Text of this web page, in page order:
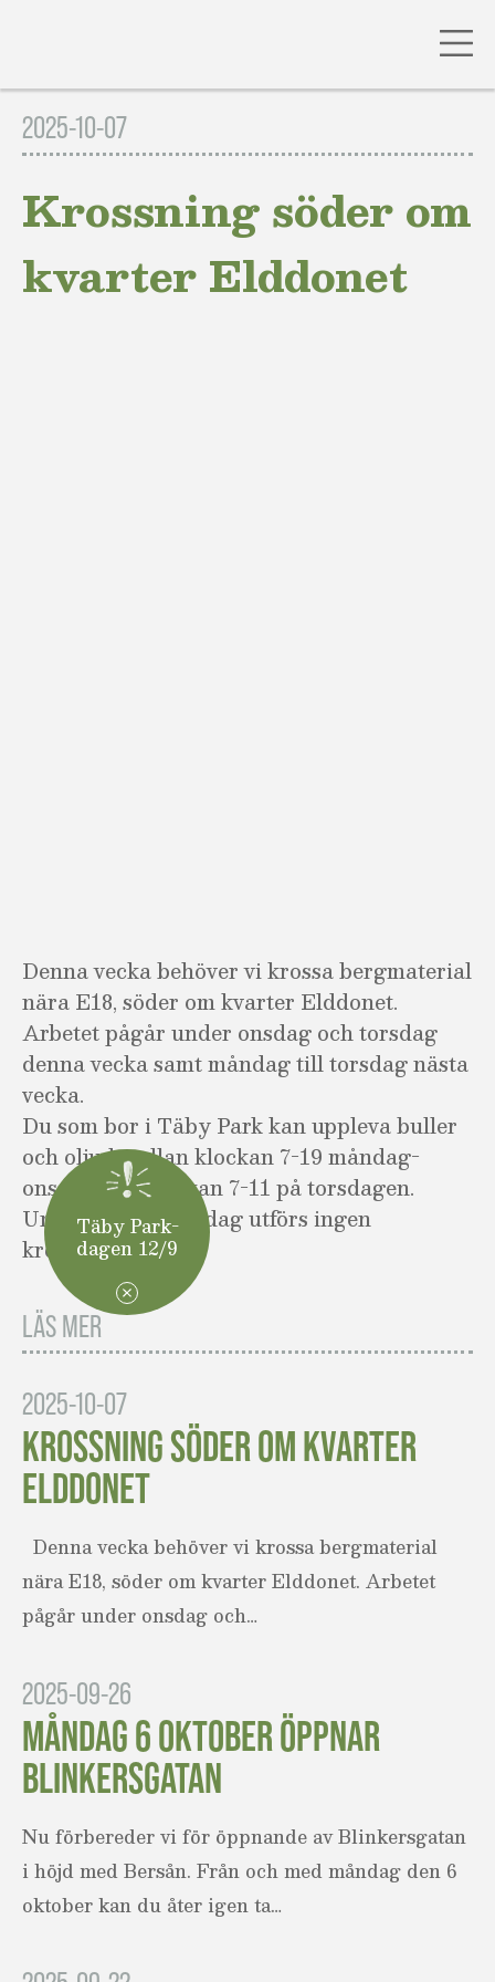
Gå
till
innehåll
2025-10-07
Krossning söder om
kvarter Elddonet
Denna vecka behöver vi krossa bergmaterial
nära E18, söder om kvarter Elddonet.
Arbetet pågår under onsdag och torsdag
denna vecka samt måndag till torsdag nästa
vecka.
Du som bor i Täby Park kan uppleva buller
och oljud mellan klockan 7-19 måndag-
onsdag och klockan 7-11 på torsdagen.
Under fredag-söndag utförs ingen
krossning.
LÄS MER
2025-10-07
KROSSNING SÖDER OM KVARTER
ELDDONET
Denna vecka behöver vi krossa bergmaterial
nära E18, söder om kvarter Elddonet. Arbetet
pågår under onsdag och…
2025-09-26
MÅNDAG 6 OKTOBER ÖPPNAR
BLINKERSGATAN
Nu förbereder vi för öppnande av Blinkersgatan
i höjd med Bersån. Från och med måndag den 6
oktober kan du åter igen ta…
Täby Park-
dagen 12/9